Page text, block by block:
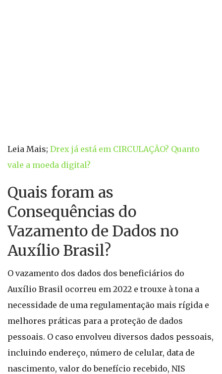
Leia Mais; Drex já está em CIRCULAÇÃO? Quanto
vale a moeda digital?
Quais foram as
Consequências do
Vazamento de Dados no
Auxílio Brasil?
O vazamento dos dados dos beneficiários do
Auxílio Brasil ocorreu em 2022 e trouxe à tona a
necessidade de uma regulamentação mais rígida e
melhores práticas para a proteção de dados
pessoais. O caso envolveu diversos dados pessoais,
incluindo endereço, número de celular, data de
nascimento, valor do benefício recebido, NIS